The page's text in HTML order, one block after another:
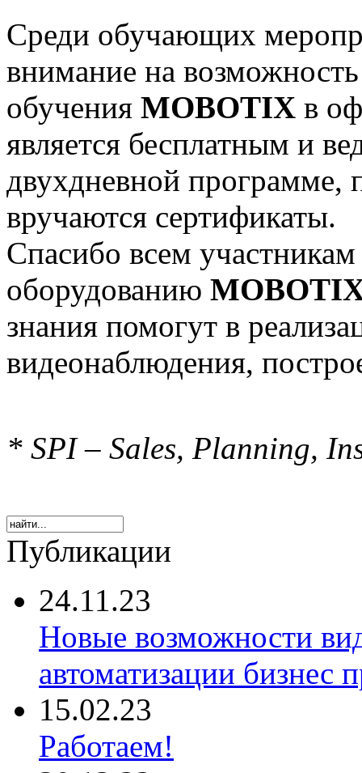
Среди обучающих
внимание на возможность
обучения MOBOTIX в
является бесплатным и
двухдневной программе,
вручаются сертификаты.
Спасибо всем участникам
оборудованию
знания помогут в
видеонаблюдения,
* SPI – Sales, Planning,
Публикации
24.11.23
Новые возможности
автоматизации бизнес
15.02.23
Работаем!